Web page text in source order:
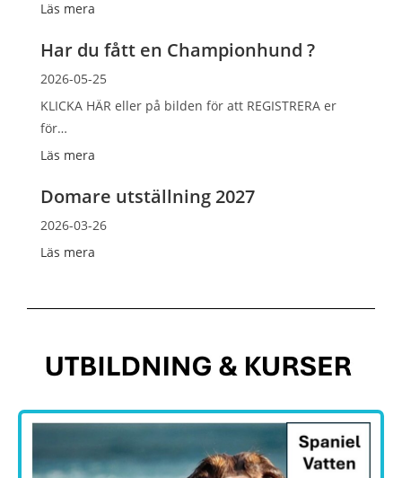
Läs mera
Har du fått en Championhund ?
2026-05-25
KLICKA HÄR eller på bilden för att REGISTRERA er
för…
Läs mera
Domare utställning 2027
2026-03-26
Läs mera